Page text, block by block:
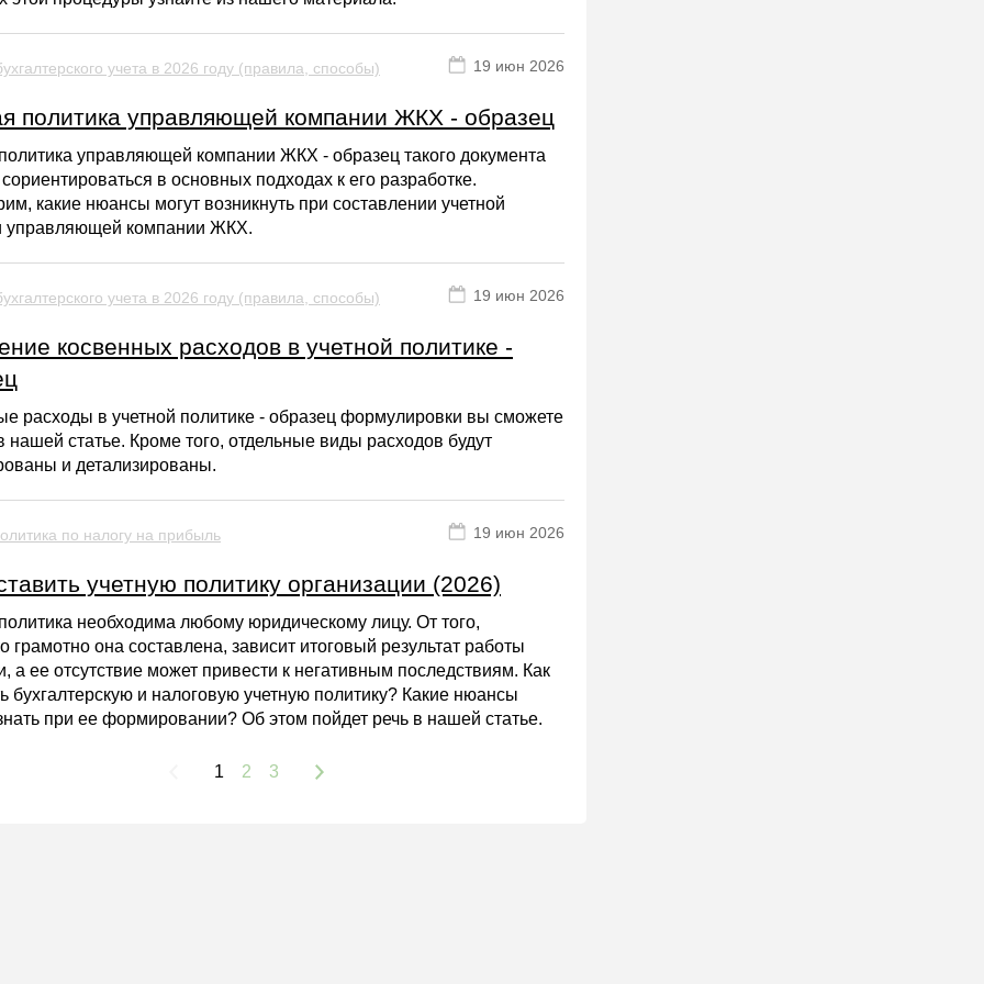
учета в 2026 году (правила, способы) 19 июн 2026
политика управляющей компании ЖКХ - образец
управляющей компании ЖКХ - образец такого документа
в основных подходах к его разработке.
какие нюансы могут возникнуть при составлении учетной
управляющей компании ЖКХ.
учета в 2026 году (правила, способы) 19 июн 2026
косвенных расходов в учетной политике -
расходы в учетной политике - образец формулировки вы сможете
нашей статье. Кроме того, отдельные виды расходов будут
и детализированы.
по налогу на прибыль 19 июн 2026
учетную политику организации (2026)
необходима любому юридическому лицу. От того,
грамотно она составлена, зависит итоговый результат работы
а ее отсутствие может привести к негативным последствиям. Как
бухгалтерскую и налоговую учетную политику? Какие нюансы
при ее формировании? Об этом пойдет речь в нашей статье.
1 2 3